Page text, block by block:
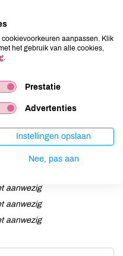
aanwezig
aanwezig
aanwezig
aanwezig
aanwezig
aanwezig
aanwezig
aanwezig
aanwezig
aanwezig
aanwezig
aanpassen. Klik
het gebruik van alle cookies,
.
Prestatie
Advertenties
Instellingen opslaan
Nee, pas aan